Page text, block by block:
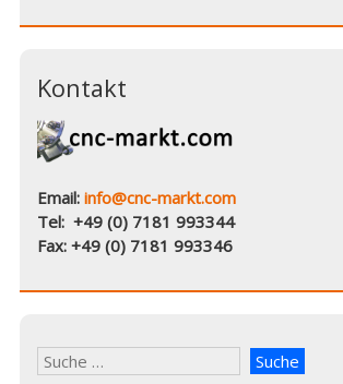
Kontakt
Email:info@cnc-markt.com
Tel: +49 (0) 7181 993344
Fax: +49 (0) 7181 993346